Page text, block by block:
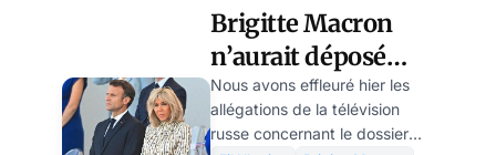
Brigitte Macron
n’aurait déposé
aucune plainte
pour diffamation
Nous avons effleuré hier les
allégations de la télévision
russe concernant le dossier